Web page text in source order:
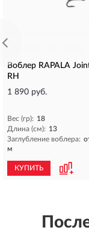
Воблер RAPALA
RH
1 890 руб.
Вес (гр): 18
Длина (см): 13
Заглубление воблера:
м
КУПИТЬ